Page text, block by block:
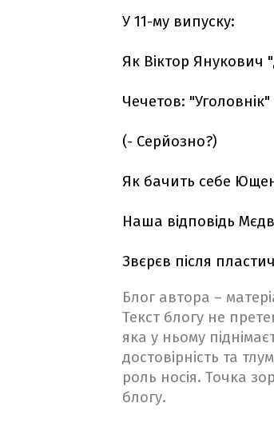
У 11-му випуску:
Як Віктор Янукович
Чечетов:
(- Серйозно?)
Як бачить себе
Наша відповідь
Звєрєв після
Блог автора –
Текст блогу не
яка у ньому
достовірність та
роль носія. Точка
блогу.